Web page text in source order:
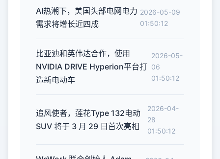
AI热潮下，美国头部电网电力
需求将增长近四成
2026-05-09
01:50:12
比亚迪和英伟达合作，使用
NVIDIA DRIVE Hyperion平台打
造新电动车
2026-05-
06
01:50:12
追风使者，莲花Type 132电动
SUV 将于 3 月 29 日首次亮相
2026-04-
28
01:50:12